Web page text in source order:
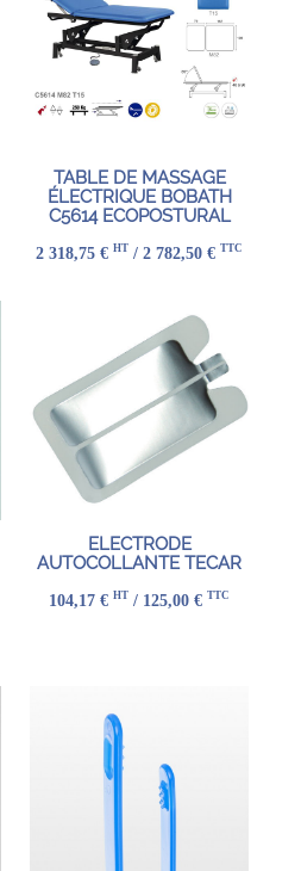
TABLE DE MASSAGE
ÉLECTRIQUE BOBATH
C5614 ECOPOSTURAL
2 318,75 € HT / 2 782,50 € TTC
ELECTRODE
AUTOCOLLANTE TECAR
104,17 € HT / 125,00 € TTC